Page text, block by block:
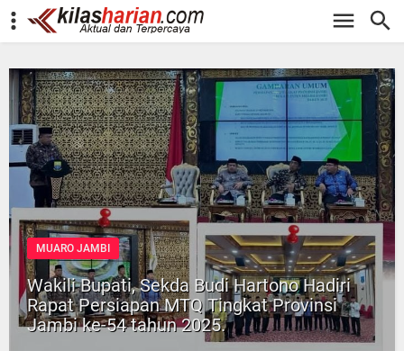
-->
MUARO JAMBI
Wakili Bupati, Sekda Budi Hartono Hadiri
Rapat Persiapan MTQ Tingkat Provinsi
Jambi ke-54 tahun 2025.